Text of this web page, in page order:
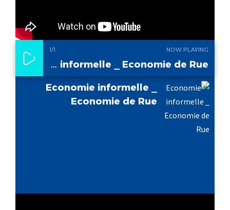
NOW PLAYING
1/1
Economie informelle _ Economie de Rue
Economie informelle _
Economie de Rue